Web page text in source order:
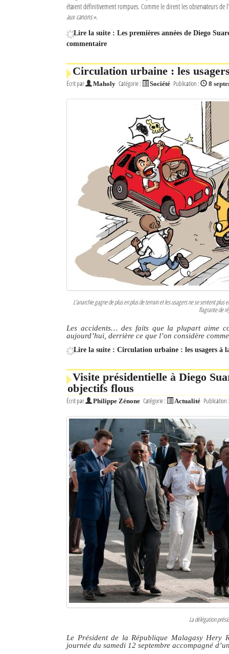
étaient définitivement rompues. Comme le dirent les observateurs de
aux canons ».
Lire la suite : Les premières années de Diego
commentaire
Circulation urbaine : les
Écrit par Maholy Catégorie : Société Publication : 8
L’anarchie gagne de plus en plus de terrain et les usagers ne se sentent
flagrante de
Les accidents… des faits que la plupart aime
aujourd’hui, derrière ce que l’on considère
Lire la suite : Circulation urbaine : les usagers à
Visite présidentielle à Diego
objectifs flous
Écrit par Philippe Zénone Catégorie : Actualité
La délégation
Le Président de la République Malagasy Hery
journée du samedi 12 septembre accompagné